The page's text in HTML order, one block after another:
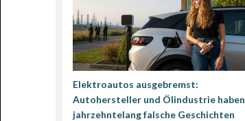
Elektroautos ausgebremst:
Autohersteller und Ölindustrie haben
jahrzehntelang falsche Geschichten